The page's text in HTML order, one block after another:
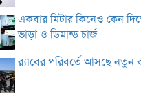
একবার মিটার কিনেও কেন
ভাড়া ও ডিমান্ড চার্জ
র‌্যাবের পরিবর্তে আসছে নতুন